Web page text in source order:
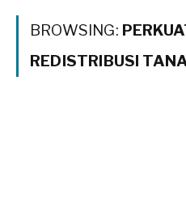
BROWSING:
REDISTRIBUSI